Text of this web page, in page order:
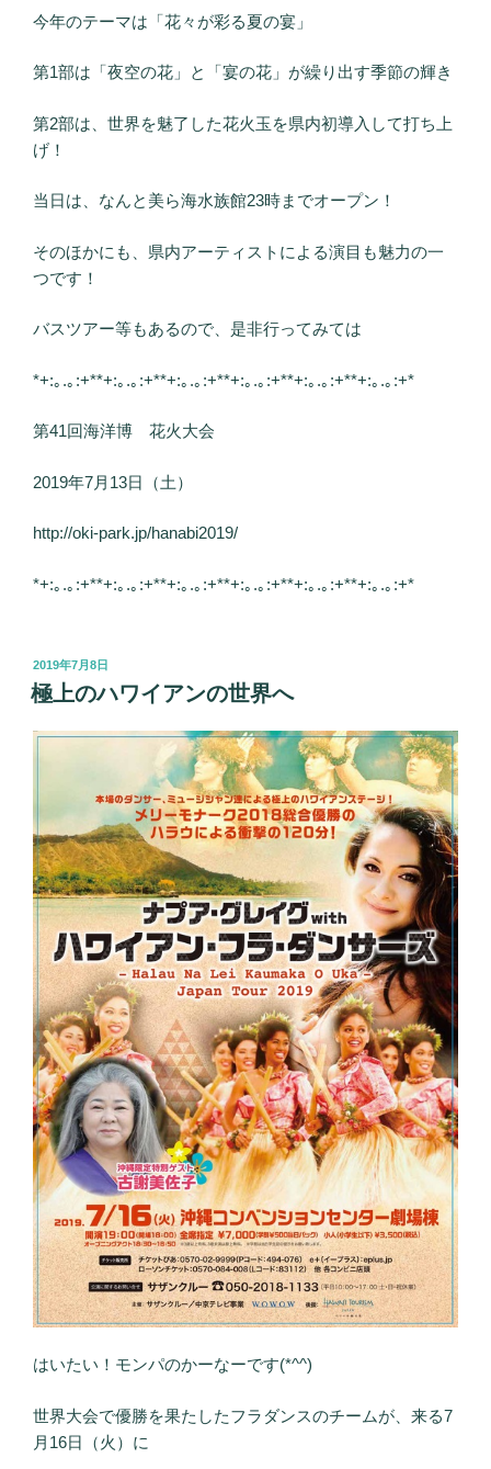
今年のテーマは「花々が彩る夏の宴」
第1部は「夜空の花」と「宴の花」が繰り出す季節の輝き
第2部は、世界を魅了した花火玉を県内初導入して打ち上
げ！
当日は、なんと美ら海水族館23時までオープン！
そのほかにも、県内アーティストによる演目も魅力の一
つです！
バスツアー等もあるので、是非行ってみては
*+:｡.｡:+**+:｡.｡:+**+:｡.｡:+**+:｡.｡:+**+:｡.｡:+**+:｡.｡:+*
第41回海洋博 花火大会
2019年7月13日（土）
http://oki-park.jp/hanabi2019/
*+:｡.｡:+**+:｡.｡:+**+:｡.｡:+**+:｡.｡:+**+:｡.｡:+**+:｡.｡:+*
投
稿
日:
2019年7月8日
極上のハワイアンの世界へ
はいたい！モンパのかーなーです(*^^)
世界大会で優勝を果たしたフラダンスのチームが、来る7
月16日（火）に